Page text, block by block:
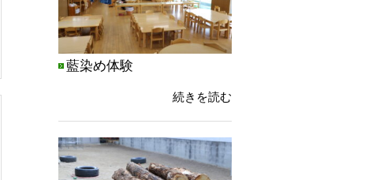
藍染め体験
続きを読む